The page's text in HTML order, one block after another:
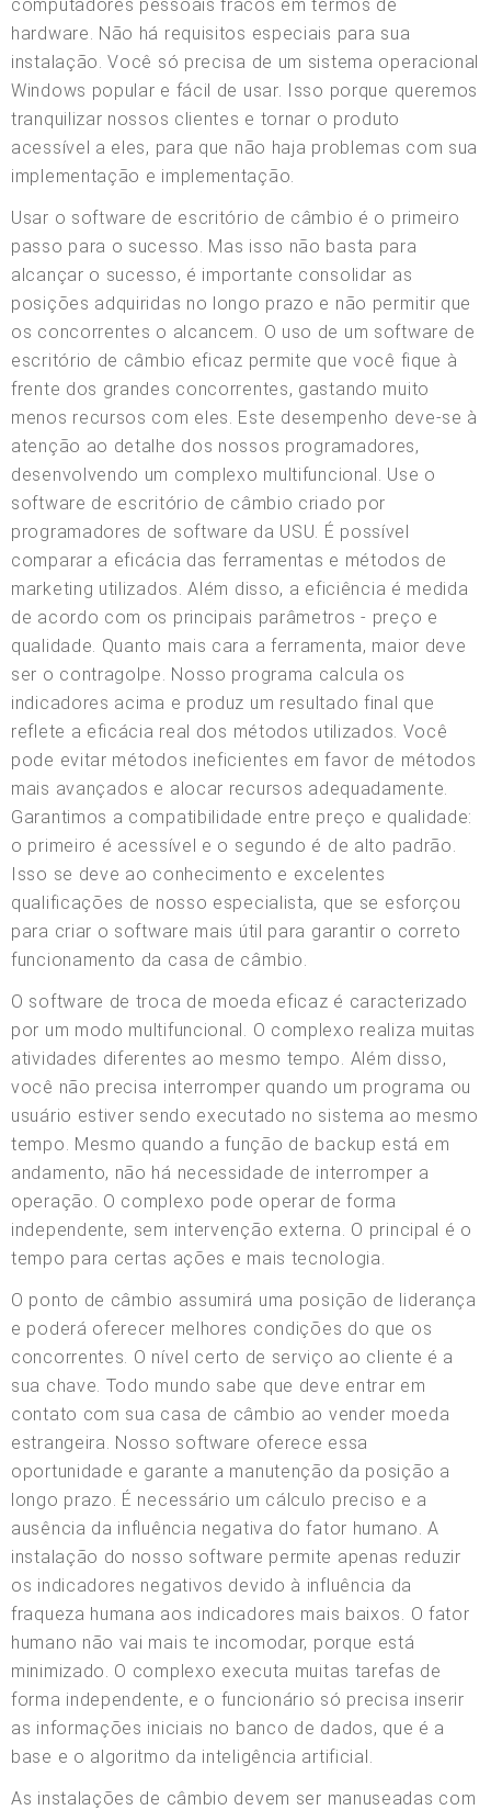
computadores pessoais fracos em termos de
hardware. Não há requisitos especiais para sua
instalação. Você só precisa de um sistema operacional
Windows popular e fácil de usar. Isso porque queremos
tranquilizar nossos clientes e tornar o produto
acessível a eles, para que não haja problemas com sua
implementação e implementação.
Usar o software de escritório de câmbio é o primeiro
passo para o sucesso. Mas isso não basta para
alcançar o sucesso, é importante consolidar as
posições adquiridas no longo prazo e não permitir que
os concorrentes o alcancem. O uso de um software de
escritório de câmbio eficaz permite que você fique à
frente dos grandes concorrentes, gastando muito
menos recursos com eles. Este desempenho deve-se à
atenção ao detalhe dos nossos programadores,
desenvolvendo um complexo multifuncional. Use o
software de escritório de câmbio criado por
programadores de software da USU. É possível
comparar a eficácia das ferramentas e métodos de
marketing utilizados. Além disso, a eficiência é medida
de acordo com os principais parâmetros - preço e
qualidade. Quanto mais cara a ferramenta, maior deve
ser o contragolpe. Nosso programa calcula os
indicadores acima e produz um resultado final que
reflete a eficácia real dos métodos utilizados. Você
pode evitar métodos ineficientes em favor de métodos
mais avançados e alocar recursos adequadamente.
Garantimos a compatibilidade entre preço e qualidade:
o primeiro é acessível e o segundo é de alto padrão.
Isso se deve ao conhecimento e excelentes
qualificações de nosso especialista, que se esforçou
para criar o software mais útil para garantir o correto
funcionamento da casa de câmbio.
O software de troca de moeda eficaz é caracterizado
por um modo multifuncional. O complexo realiza muitas
atividades diferentes ao mesmo tempo. Além disso,
você não precisa interromper quando um programa ou
usuário estiver sendo executado no sistema ao mesmo
tempo. Mesmo quando a função de backup está em
andamento, não há necessidade de interromper a
operação. O complexo pode operar de forma
independente, sem intervenção externa. O principal é o
tempo para certas ações e mais tecnologia.
O ponto de câmbio assumirá uma posição de liderança
e poderá oferecer melhores condições do que os
concorrentes. O nível certo de serviço ao cliente é a
sua chave. Todo mundo sabe que deve entrar em
contato com sua casa de câmbio ao vender moeda
estrangeira. Nosso software oferece essa
oportunidade e garante a manutenção da posição a
longo prazo. É necessário um cálculo preciso e a
ausência da influência negativa do fator humano. A
instalação do nosso software permite apenas reduzir
os indicadores negativos devido à influência da
fraqueza humana aos indicadores mais baixos. O fator
humano não vai mais te incomodar, porque está
minimizado. O complexo executa muitas tarefas de
forma independente, e o funcionário só precisa inserir
as informações iniciais no banco de dados, que é a
base e o algoritmo da inteligência artificial.
As instalações de câmbio devem ser manuseadas com